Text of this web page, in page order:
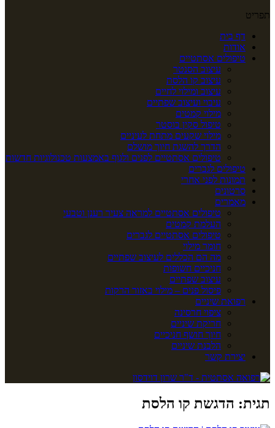
תפריט
דף בית
אודות
טיפולים אסתטיים
עיצוב הסנטר
עיצוב קו הלסת
עיצוב ומילוי לחיים
עיבוי ועיצוב שפתיים
מילוי קמטים
טיפול סקין בוסטר
מילוי שקעים מתחת לעיניים
הדרך להשגת חיוך מושלם
טיפולים אסתטיים לפנים ולגוף באמצעות טכנולוגיות חדשות
טיפולים לגברים
תמונות לפני אחרי
סרטונים
מאמרים
טיפולים אסתטיים למראה צעיר רענן וטבעי
העלמת קמטים
טיפולים אסתטיים לגברים
חומר מילוי
מה הם הכללים לעיצוב שפתיים
חניכיים חשופות
עיצוב שפתיים
פיסול פנים – מילוי באזור הרקות
רפואת שיניים
ציפוי חרסינה
חריקת שיניים
חיוך חושף חניכיים
הלבנת שיניים
יצירת קשר
תגית: הדגשת קו הלסת